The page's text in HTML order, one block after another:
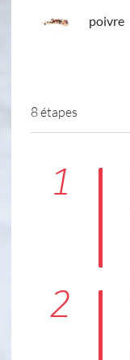
poivre
8 étapes
1
2